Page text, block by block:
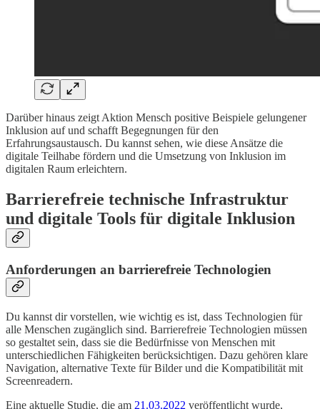
Darüber hinaus zeigt Aktion Mensch positive Beispiele gelungener
Inklusion auf und schafft Begegnungen für den
Erfahrungsaustausch. Du kannst sehen, wie diese Ansätze die
digitale Teilhabe fördern und die Umsetzung von Inklusion im
digitalen Raum erleichtern.
Barrierefreie technische Infrastruktur
und digitale Tools für digitale Inklusion
Anforderungen an barrierefreie Technologien
Du kannst dir vorstellen, wie wichtig es ist, dass Technologien für
alle Menschen zugänglich sind. Barrierefreie Technologien müssen
so gestaltet sein, dass sie die Bedürfnisse von Menschen mit
unterschiedlichen Fähigkeiten berücksichtigen. Dazu gehören klare
Navigation, alternative Texte für Bilder und die Kompatibilität mit
Screenreadern.
Eine aktuelle Studie, die am 21.03.2022 veröffentlicht wurde,